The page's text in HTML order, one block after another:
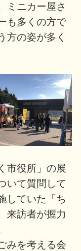
ミニカー屋さ
も多くの方で
方の姿が多く
市役所」の展
いて質問して
していた「ち
来訪者が握力
みを考える会